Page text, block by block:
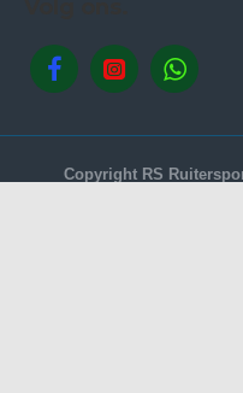
Copyright RS